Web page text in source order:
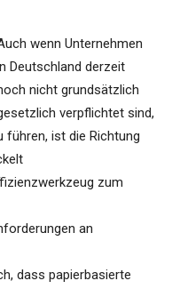
wenn Unternehmen
Deutschland derzeit
nicht grundsätzlich
verpflichtet sind,
führen, ist die Richtung
zum
an
dass papierbasierte